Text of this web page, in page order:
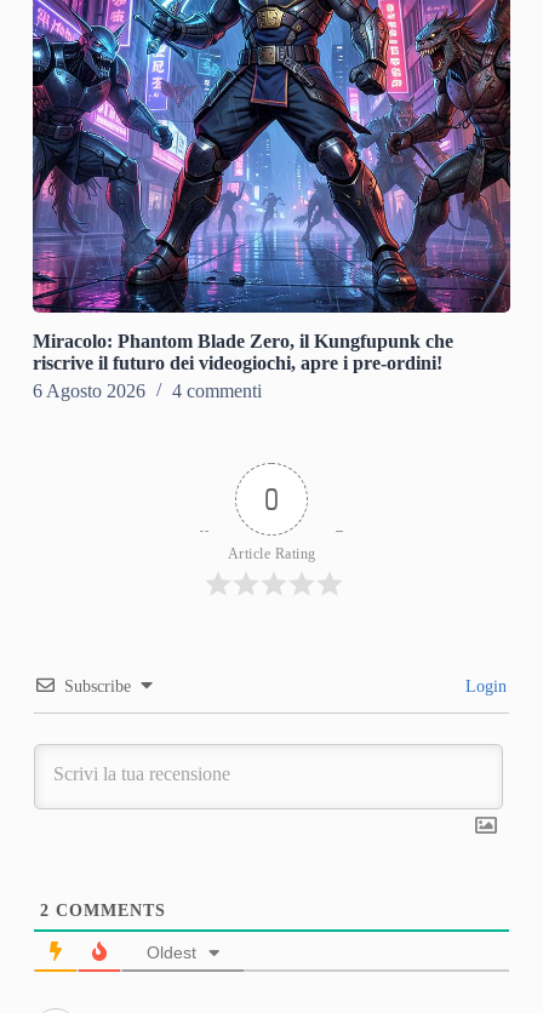
Miracolo: Phantom Blade Zero, il Kungfupunk che
riscrive il futuro dei videogiochi, apre i pre-ordini!
6 Agosto 2026
4 commenti
0
Article Rating
Subscribe Login
2 COMMENTS
Oldest